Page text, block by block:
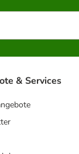
& Services